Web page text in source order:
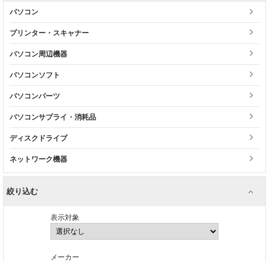
パソコン
プリンター・スキャナー
パソコン周辺機器
パソコンソフト
パソコンパーツ
パソコンサプライ・消耗品
ディスクドライブ
ネットワーク機器
絞り込む
表示対象
メーカー